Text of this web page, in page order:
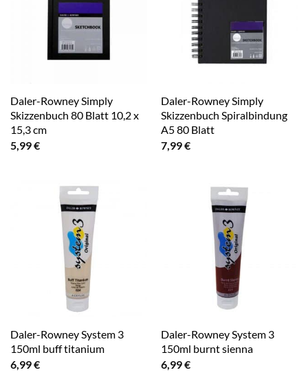
Daler-Rowney Simply
Skizzenbuch 80 Blatt 10,2 x
15,3 cm
5,99€
Daler-Rowney Simply
Skizzenbuch Spiralbindung
A5 80 Blatt
7,99€
Daler-Rowney System 3
150ml buff titanium
6,99€
Daler-Rowney System 3
150ml burnt sienna
6,99€